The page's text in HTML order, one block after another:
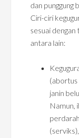
dan punggung
Ciri-ciri
sesuai
antara lain:
(abortus
janin
Namun,